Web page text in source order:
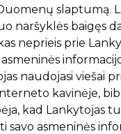
slaptumą.
naršyklės baigęs
neprieis prie
naudojasi viešai
kavinėje,
kad Lankytojas
asmeninės